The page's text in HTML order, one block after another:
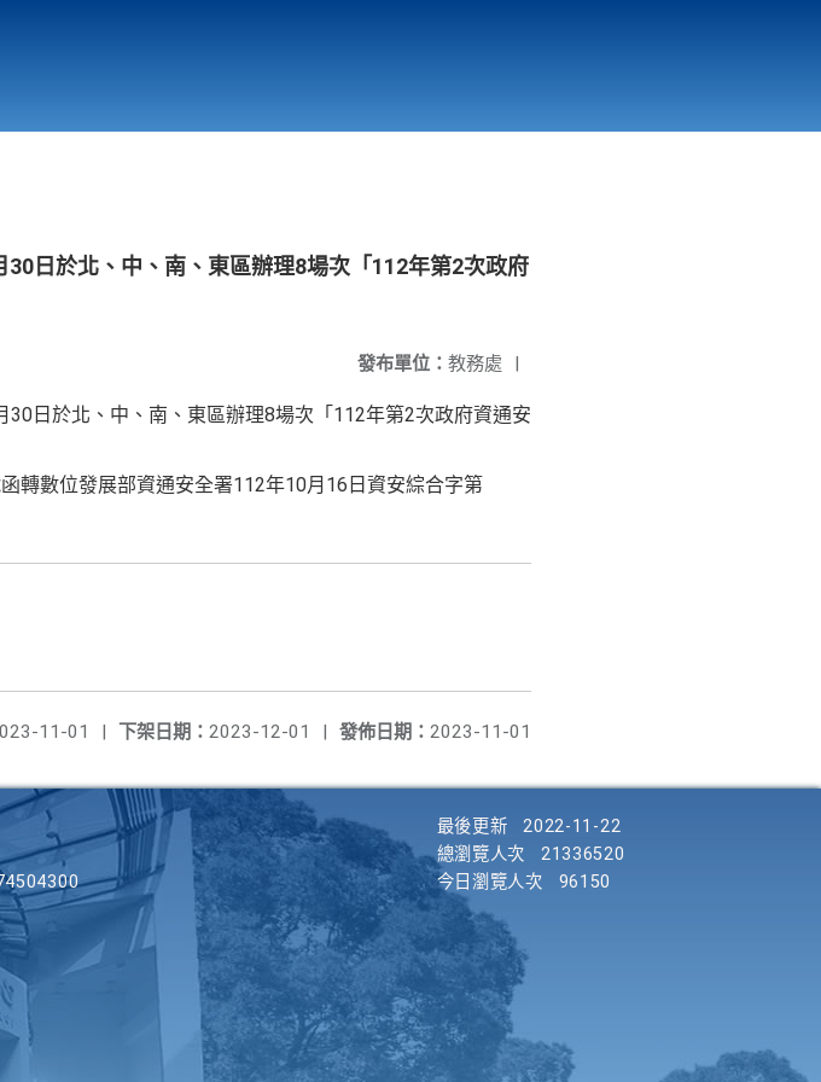
日於北、中、南、東區辦理8場次「112年第2次政府
發布單位： 教務處 |
日於北、中、南、東區辦理8場次「112年第2次政府資通安
轉數位發展部資通安全署112年10月16日資安綜合字第
發佈日期： 2023-11-01
下架日期： 2023-12-01 |
11-01 |
最後更新
2022-11-22
總瀏覽人次
21336520
今日瀏覽人次
96150